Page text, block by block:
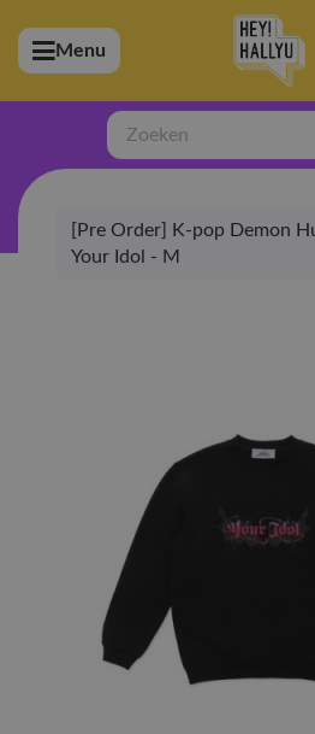
(Artiesten)
(Merchandise)
(Exclusive)
(Winkel)
Menu
Zoeken
[Pre Order] K-pop Demon
Your Idol - M